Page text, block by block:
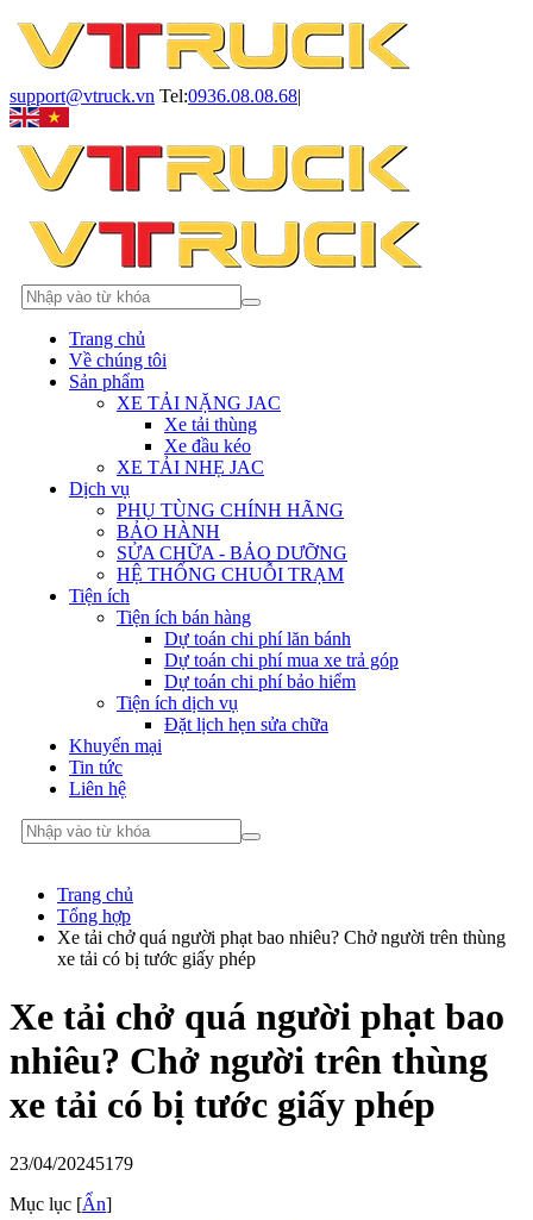
support@vtruck.vn Tel:0936.08.08.68|
Trang chủ
Về chúng tôi
Sản phẩm
XE TẢI NẶNG JAC
Xe tải thùng
Xe đầu kéo
XE TẢI NHẸ JAC
Dịch vụ
PHỤ TÙNG CHÍNH HÃNG
BẢO HÀNH
SỬA CHỮA - BẢO DƯỠNG
HỆ THỐNG CHUỖI TRẠM
Tiện ích
Tiện ích bán hàng
Dự toán chi phí lăn bánh
Dự toán chi phí mua xe trả góp
Dự toán chi phí bảo hiểm
Tiện ích dịch vụ
Đặt lịch hẹn sửa chữa
Khuyến mại
Tin tức
Liên hệ
Trang chủ
Tổng hợp
Xe tải chở quá người phạt bao nhiêu? Chở người trên thùng
xe tải có bị tước giấy phép
Xe tải chở quá người phạt bao
nhiêu? Chở người trên thùng
xe tải có bị tước giấy phép
23/04/20245179
Mục lục [Ẩn]